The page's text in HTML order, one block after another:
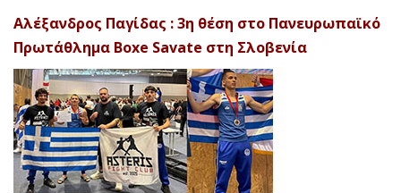
Αλέξανδρος Παγίδας : 3η θέση στο Πανευρωπαϊκό
Πρωτάθλημα Boxe Savate στη Σλοβενία